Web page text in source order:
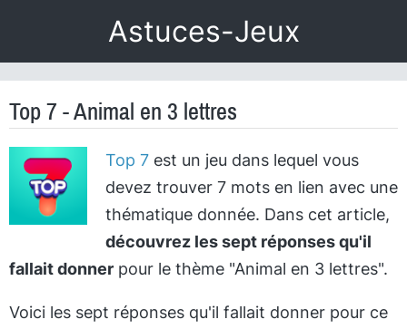
Astuces-Jeux
Top 7 - Animal en 3 lettres
Top 7est un jeu dans lequel vous
devez trouver 7 mots en lien avec une
thématique donnée. Dans cet article,
découvrez les sept réponses qu'il
fallait donner pour le thème "Animal en 3 lettres".
Voici les sept réponses qu'il fallait donner pour ce